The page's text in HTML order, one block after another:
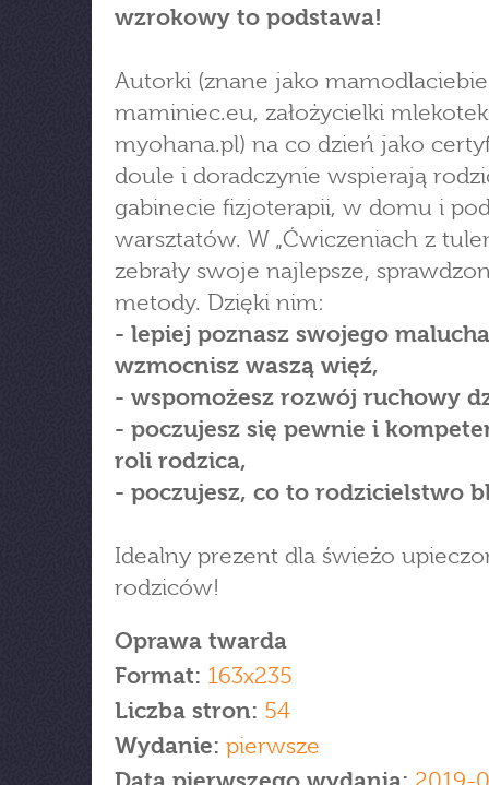
wzrokowy to podstawa!
Autorki (znane jako
maminiec.eu, założycielki
myohana.pl) na co dzień jako
doule i doradczynie wspierają
gabinecie fizjoterapii, w domu i
warsztatów. W „Ćwiczeniach z
zebrały swoje najlepsze,
metody. Dzięki nim:
- lepiej poznasz swojego
wzmocnisz waszą więź,
- wspomożesz rozwój ruchowy
- poczujesz się pewnie i
roli rodzica,
- poczujesz, co to rodzicielstwo
Idealny prezent dla świeżo
rodziców!
Oprawa twarda
Format: 163x235
Liczba stron: 54
Wydanie: pierwsze